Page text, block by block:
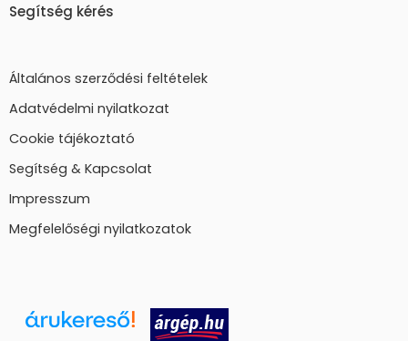
Segítség kérés
Általános szerződési feltételek
Adatvédelmi nyilatkozat
Cookie tájékoztató
Segítség & Kapcsolat
Impresszum
Megfelelőségi nyilatkozatok